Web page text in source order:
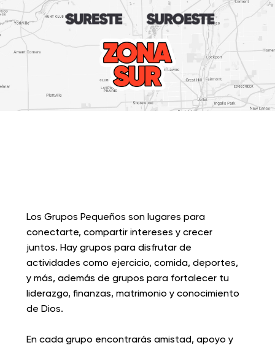
Los Grupos Pequeños son lugares para
conectarte, compartir intereses y crecer
juntos. Hay grupos para disfrutar de
actividades como ejercicio, comida, deportes,
y más, además de grupos para fortalecer tu
liderazgo, finanzas, matrimonio y conocimiento
de Dios.
En cada grupo encontrarás amistad, apoyo y